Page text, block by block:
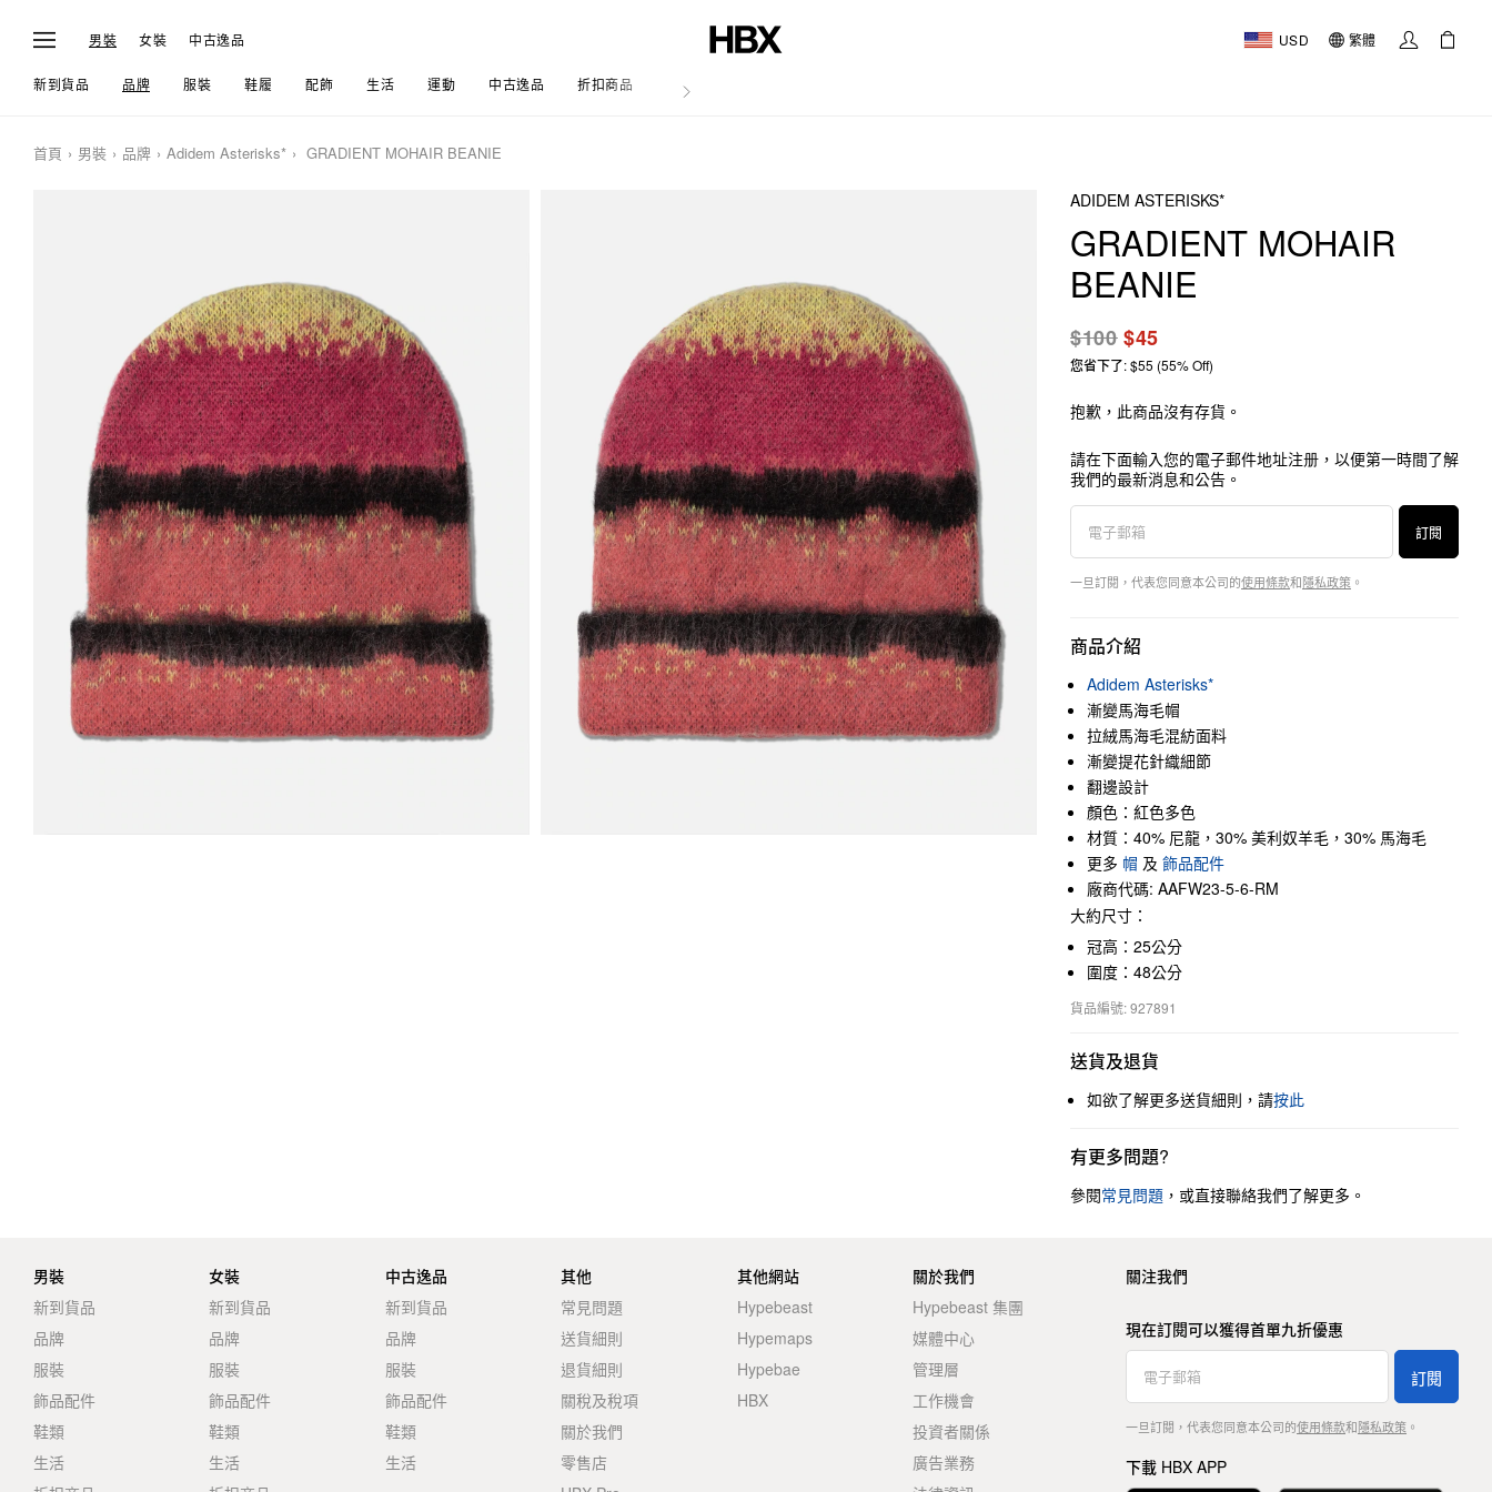
男裝 女裝 中古逸品 USD 繁體
新到貨品 品牌 服裝 鞋履 配飾 生活 運動 中古逸品 折扣商品 文章
首頁 男裝 品牌 Adidem Asterisks* GRADIENT MOHAIR BEANIE
ADIDEM ASTERISKS*
GRADIENT MOHAIR
BEANIE
$100$45
您省下了: $55 (55% Off)
抱歉，此商品沒有存貨。
請在下面輸入您的電子郵件地址注册，以便第一時間了解
我們的最新消息和公告。
訂閱
一旦訂閱，代表您同意本公司的使用條款和隱私政策 。
商品介紹
Adidem Asterisks*
漸變馬海毛帽
拉絨馬海毛混紡面料
漸變提花針織細節
翻邊設計
顏色：紅色多色
材質：40% 尼龍，30% 美利奴羊毛，30% 馬海毛
更多 帽 及 飾品配件
廠商代碼: AAFW23-5-6-RM
大約尺寸：
冠高：25公分
圍度：48公分
貨品編號: 927891
送貨及退貨
如欲了解更多送貨細則，請按此
有更多問題?
參閱常見問題 ，或直接聯絡我們了解更多。
男裝
新到貨品
品牌
服裝
飾品配件
鞋類
生活
女裝
新到貨品
品牌
服裝
飾品配件
鞋類
生活
中古逸品
新到貨品
品牌
服裝
飾品配件
鞋類
生活
其他
常見問題
送貨細則
退貨細則
關稅及稅項
關於我們
零售店
其他網站
Hypebeast
Hypemaps
Hypebae
HBX
關於我們
Hypebeast 集團
媒體中心
管理層
工作機會
投資者關係
廣告業務
關注我們
現在訂閱可以獲得首單九折優惠
訂閱
一旦訂閱，代表您同意本公司的使用條款和隱私政策。
下載 HBX APP